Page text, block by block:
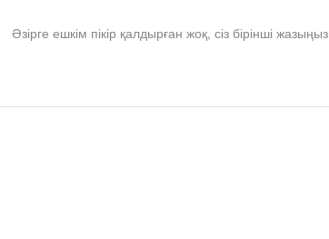
Әзірге ешкім пікір қалдырған жоқ, сіз бірінші жазыңыз